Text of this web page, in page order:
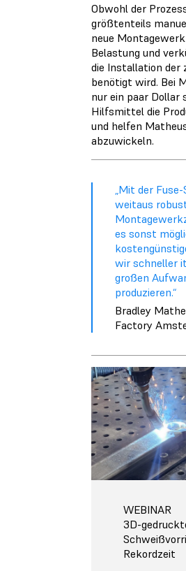
Obwohl der
größtenteils
neue
Belastung und
die Installation der
benötigt wird. Bei
nur ein paar Dollar
Hilfsmittel die
und helfen
abzuwickeln.
„Mit der
weitaus
es sonst
wir schneller
großen
produzieren.“
Bradley
Factory
WEBINAR
3D-
Rekordzeit